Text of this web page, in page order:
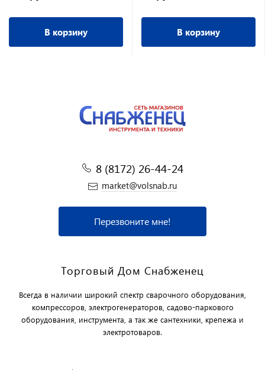
В корзину В корзину
8 (8172) 26-44-24
market@volsnab.ru
Перезвоните мне!
Торговый Дом Снабженец
Всегда в наличии широкий спектр сварочного оборудования,
компрессоров, электрогенераторов, садово-паркового
оборудования, инструмента, а так же сантехники, крепежа и
электротоваров.